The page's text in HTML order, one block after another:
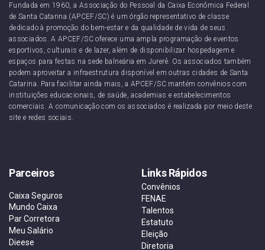
Fundada em 1960, a Associação do Pessoal da Caixa Econômica Federal
de Santa Catarina (APCEF/SC) é um órgão representativo de classe
dedicado à promoção do bem-estar e da qualidade de vida de seus
associados. A APCEF/SC oferece uma ampla programação de eventos
esportivos, culturais e de lazer, além de disponibilizar hospedagem e
espaços para festas na sede balneária em Jurerê. Os associados também
podem aproveitar a infraestrutura disponível em outras cidades de Santa
Catarina. Para facilitar ainda mais, a APCEF/SC mantém convênios com
instituições educacionais, de saúde, academias e estabelecimentos
comerciais. A comunicação com os associados é realizada por meio deste
site e redes sociais.
Parceiros
Caixa Seguros
Mundo Caixa
Par Corretora
Meu Salário
Dieese
Links Rápidos
Convênios
FENAE
Talentos
Estatuto
Eleição
Diretoria